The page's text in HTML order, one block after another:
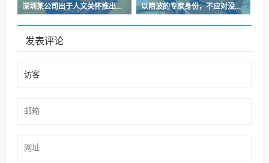
深圳某公司出于人文关怀推出内部托管，结果无孩单身员工举报了，核心理由有两个 以隋波的专家身份，不应对没统一标准的口味指手画脚，依仗专家身份欺负一线厨师
发表评论